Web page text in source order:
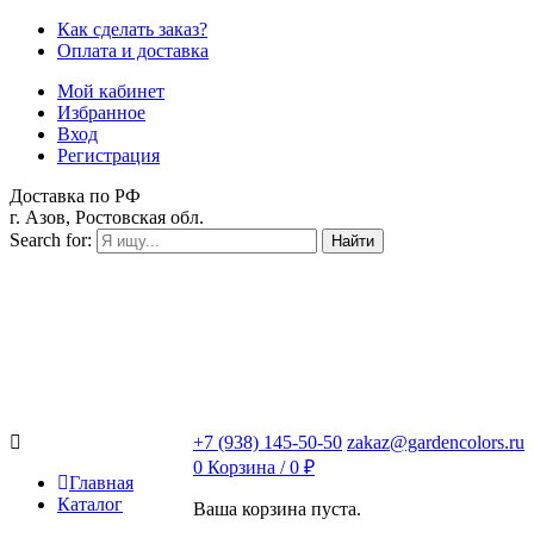
Как сделать заказ?
Оплата и доставка
Мой кабинет
Избранное
Вход
Регистрация
Доставка по РФ
г. Азов, Ростовская обл.
Search for:
Найти
+7 (938) 145-50-50 zakaz@gardencolors.ru
0 Корзина /0 ₽
Ваша корзина пуста.
Главная
Каталог